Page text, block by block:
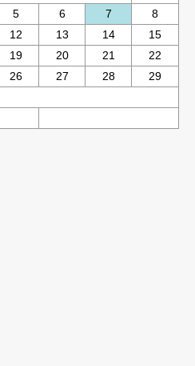
5 6 7
8
12 13 14
15
19 20 21
22
26 27 28
29